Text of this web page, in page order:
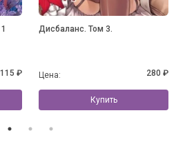
₽
Дисбаланс. Том 3.
Цена: 280 ₽
Купить